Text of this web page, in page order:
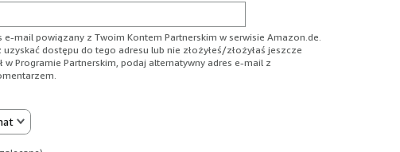
e-mail powiązany z Twoim Kontem Partnerskim w serwisie Amazon.de.
dostępu do tego adresu lub nie złożyłeś/złożyłaś jeszcze
w Programie Partnerskim, podaj alternatywny adres e-mail z